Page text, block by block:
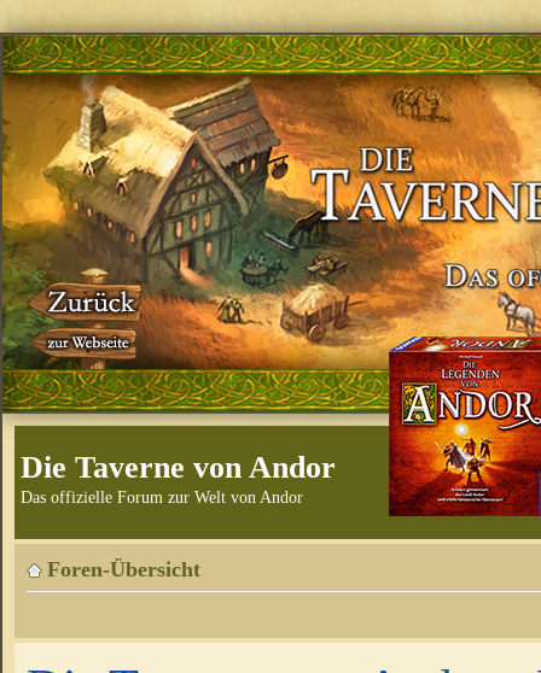
Die Taverne von Andor
Das offizielle Forum zur Welt von Andor
Foren-Übersicht